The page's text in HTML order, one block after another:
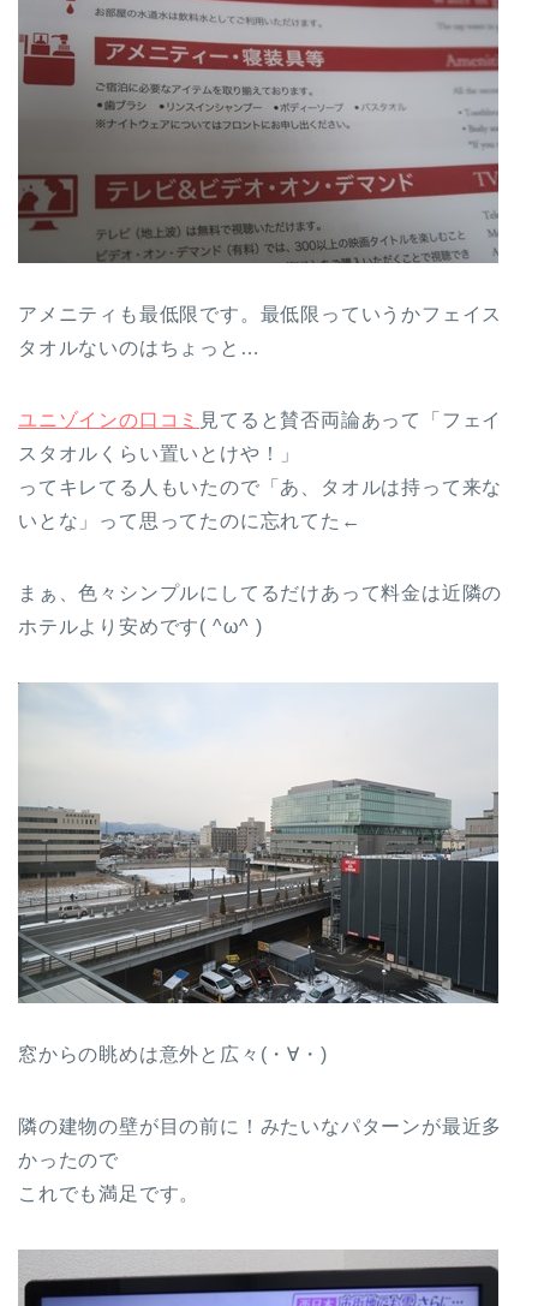
アメニティも最低限です。最低限っていうかフェイス
タオルないのはちょっと…
ユニゾインの口コミ 見てると賛否両論あって「フェイ
スタオルくらい置いとけや！」
ってキレてる人もいたので「あ、タオルは持って来な
いとな」って思ってたのに忘れてた←
まぁ、色々シンプルにしてるだけあって料金は近隣の
ホテルより安めです( ^ω^ )
窓からの眺めは意外と広々(・∀・)
隣の建物の壁が目の前に！みたいなパターンが最近多
かったので
これでも満足です。